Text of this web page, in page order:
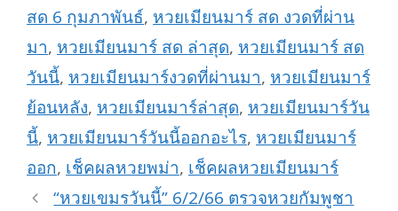
สด 6 กุมภาพันธ์, หวยเมียนมาร์ สด งวดที่ผ่าน
มา, หวยเมียนมาร์ สด ล่าสุด, หวยเมียนมาร์ สด
วันนี้, หวยเมียนมาร์งวดที่ผ่านมา, หวยเมียนมาร์
ย้อนหลัง, หวยเมียนมาร์ล่าสุด, หวยเมียนมาร์วัน
นี้, หวยเมียนมาร์วันนี้ออกอะไร, หวยเมียนมาร์
ออก, เช็คผลหวยพม่า, เช็คผลหวยเมียนมาร์
“หวยเขมรวันนี้” 6/2/66 ตรวจหวยกัมพูชา